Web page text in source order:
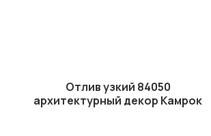
Отлив узкий 84050
архитектурный декор Камрок